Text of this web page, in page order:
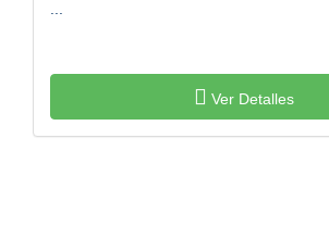
...
Ver Detalles